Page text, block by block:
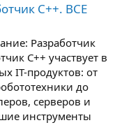
C++. ВСЕ
Разработчик
C++ участвует в
IT-продуктов: от
до
серверов и
инструменты